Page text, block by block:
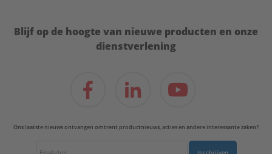
Blijf op de hoogte van nieuwe producten en onze
dienstverlening
Ons laatste nieuws ontvangen omtrent productnieuws, acties en andere interessante zaken?
Inschrijven